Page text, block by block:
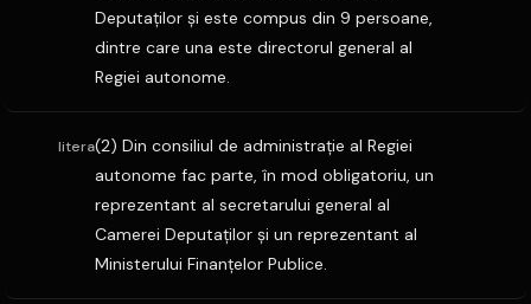
Deputaţilor şi este compus din 9 persoane,
dintre care una este directorul general al
Regiei autonome.
litera(2) Din consiliul de administraţie al Regiei
autonome fac parte, în mod obligatoriu, un
reprezentant al secretarului general al
Camerei Deputaţilor şi un reprezentant al
Ministerului Finanţelor Publice.